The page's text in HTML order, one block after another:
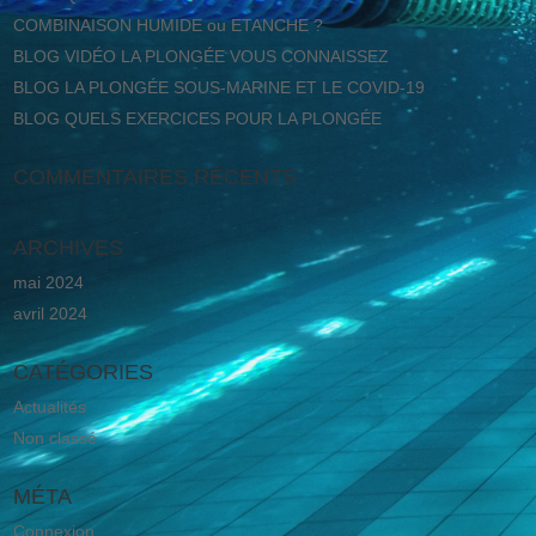
COMBINAISON HUMIDE ou ETANCHE ?
BLOG VIDÉO LA PLONGÉE VOUS CONNAISSEZ
BLOG LA PLONGÉE SOUS-MARINE ET LE COVID-19
BLOG QUELS EXERCICES POUR LA PLONGÉE
COMMENTAIRES RÉCENTS
ARCHIVES
mai 2024
avril 2024
CATÉGORIES
Actualités
Non classé
MÉTA
Connexion